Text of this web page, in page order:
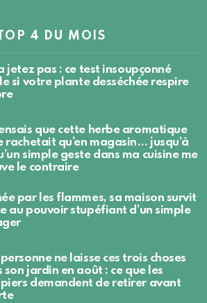
4 DU MOIS
jetez pas : ce test insoupçonné
si votre plante desséchée respire
que cette herbe aromatique
rachetait qu’en magasin… jusqu’à
simple geste dans ma cuisine me
le contraire
par les flammes, sa maison survit
au pouvoir stupéfiant d’un simple
personne ne laisse ces trois choses
son jardin en août : ce que les
demandent de retirer avant